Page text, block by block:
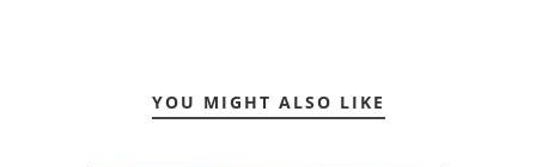
YOU MIGHT ALSO LIKE